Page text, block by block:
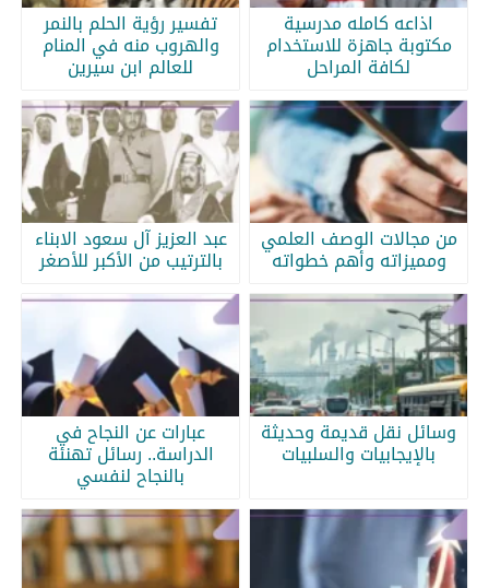
اذاعه كامله مدرسية
مكتوبة جاهزة للاستخدام
لكافة المراحل
تفسير رؤية الحلم بالنمر
والهروب منه في المنام
للعالم ابن سيرين
من مجالات الوصف العلمي
ومميزاته وأهم خطواته
عبد العزيز آل سعود الابناء
بالترتيب من الأكبر للأصغر
وسائل نقل قديمة وحديثة
بالإيجابيات والسلبيات
عبارات عن النجاح في
الدراسة.. رسائل تهنئة
بالنجاح لنفسي